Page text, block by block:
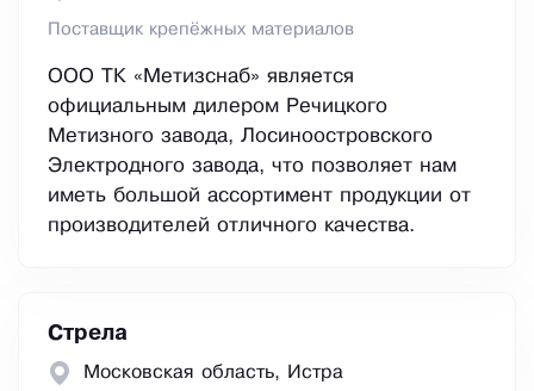
Поставщик крепёжных материалов
ООО ТК «Метизснаб» является
официальным дилером Речицкого
Метизного завода, Лосиноостровского
Электродного завода, что позволяет нам
иметь большой ассортимент продукции от
производителей отличного качества.
Стрела
Московская область, Истра